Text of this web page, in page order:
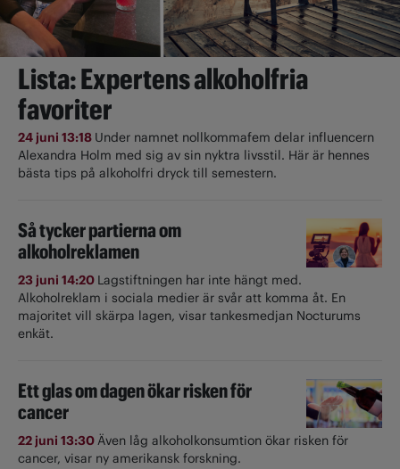
Lista: Expertens alkoholfria
favoriter
24 juni 13:18 Under namnet nollkommafem delar influencern
Alexandra Holm med sig av sin nyktra livsstil. Här är hennes
bästa tips på alkoholfri dryck till semestern.
Så tycker partierna om
alkoholreklamen
23 juni 14:20 Lagstiftningen har inte hängt med.
Alkoholreklam i sociala medier är svår att komma åt. En
majoritet vill skärpa lagen, visar tankesmedjan Nocturums
enkät.
Ett glas om dagen ökar risken för
cancer
22 juni 13:30Även låg alkoholkonsumtion ökar risken för
cancer, visar ny amerikansk forskning.